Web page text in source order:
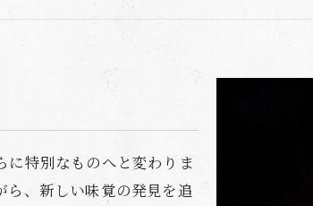
に特別なものへと変わりま
ら、新しい味覚の発見を追